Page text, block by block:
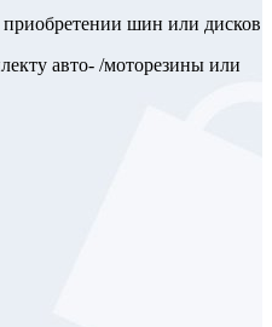
шин или дисков
авто- /моторезины или